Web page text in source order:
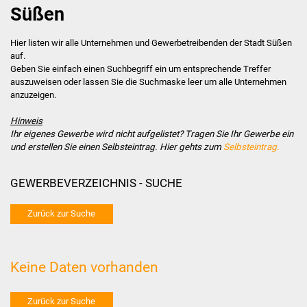
Veröffentlichungen
Süßen
Hier listen wir alle Unternehmen und Gewerbetreibenden der Stadt Süßen
auf.
Geben Sie einfach einen Suchbegriff ein um entsprechende Treffer
auszuweisen oder lassen Sie die Suchmaske leer um alle Unternehmen
anzuzeigen.
Hinweis
Ihr eigenes Gewerbe wird nicht aufgelistet? Tragen Sie Ihr Gewerbe ein
und erstellen Sie einen Selbsteintrag. Hier gehts zum Selbsteintrag.
GEWERBEVERZEICHNIS - SUCHE
Zurück zur Suche
Keine Daten vorhanden
Zurück zur Suche